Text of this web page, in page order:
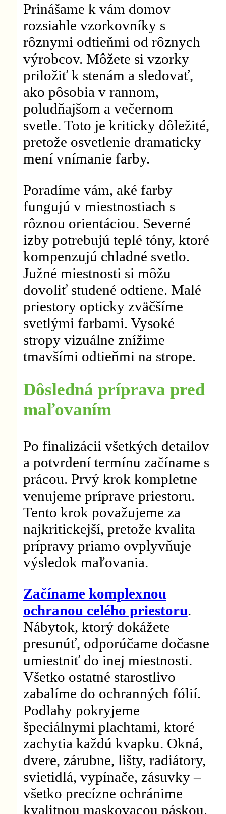
Prinášame k vám domov
rozsiahle vzorkovníky s
rôznymi odtieňmi od rôznych
výrobcov. Môžete si vzorky
priložiť k stenám a sledovať,
ako pôsobia v rannom,
poludňajšom a večernom
svetle. Toto je kriticky dôležité,
pretože osvetlenie dramaticky
mení vnímanie farby.
Poradíme vám, aké farby
fungujú v miestnostiach s
rôznou orientáciou. Severné
izby potrebujú teplé tóny, ktoré
kompenzujú chladné svetlo.
Južné miestnosti si môžu
dovoliť studené odtiene. Malé
priestory opticky zväčšíme
svetlými farbami. Vysoké
stropy vizuálne znížime
tmavšími odtieňmi na strope.
Dôsledná príprava pred
maľovaním
Po finalizácii všetkých detailov
a potvrdení termínu začíname s
prácou. Prvý krok kompletne
venujeme príprave priestoru.
Tento krok považujeme za
najkritickejší, pretože kvalita
prípravy priamo ovplyvňuje
výsledok maľovania.
Začíname komplexnou
ochranou celého priestoru.
Nábytok, ktorý dokážete
presunúť, odporúčame dočasne
umiestniť do inej miestnosti.
Všetko ostatné starostlivo
zabalíme do ochranných fólií.
Podlahy pokryjeme
špeciálnymi plachtami, ktoré
zachytia každú kvapku. Okná,
dvere, zárubne, lišty, radiátory,
svietidlá, vypínače, zásuvky –
všetko precízne ochránime
kvalitnou maskovacou páskou.